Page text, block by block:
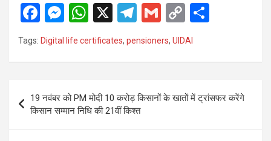
F
a
ce
o
o
k
M
es
se
g
er
W
h
at
A
p
p
X
T
el
e
a
m
G
m
ail
C
o
py
n
Tags: Digital life certificates, pensioners, UIDAI
navigation
19 नवंबर को PM मोदी 10 करोड़ किसानों के खातों में ट्रांसफर करेंगे
किसान सम्मान निधि की 21वीं किश्त